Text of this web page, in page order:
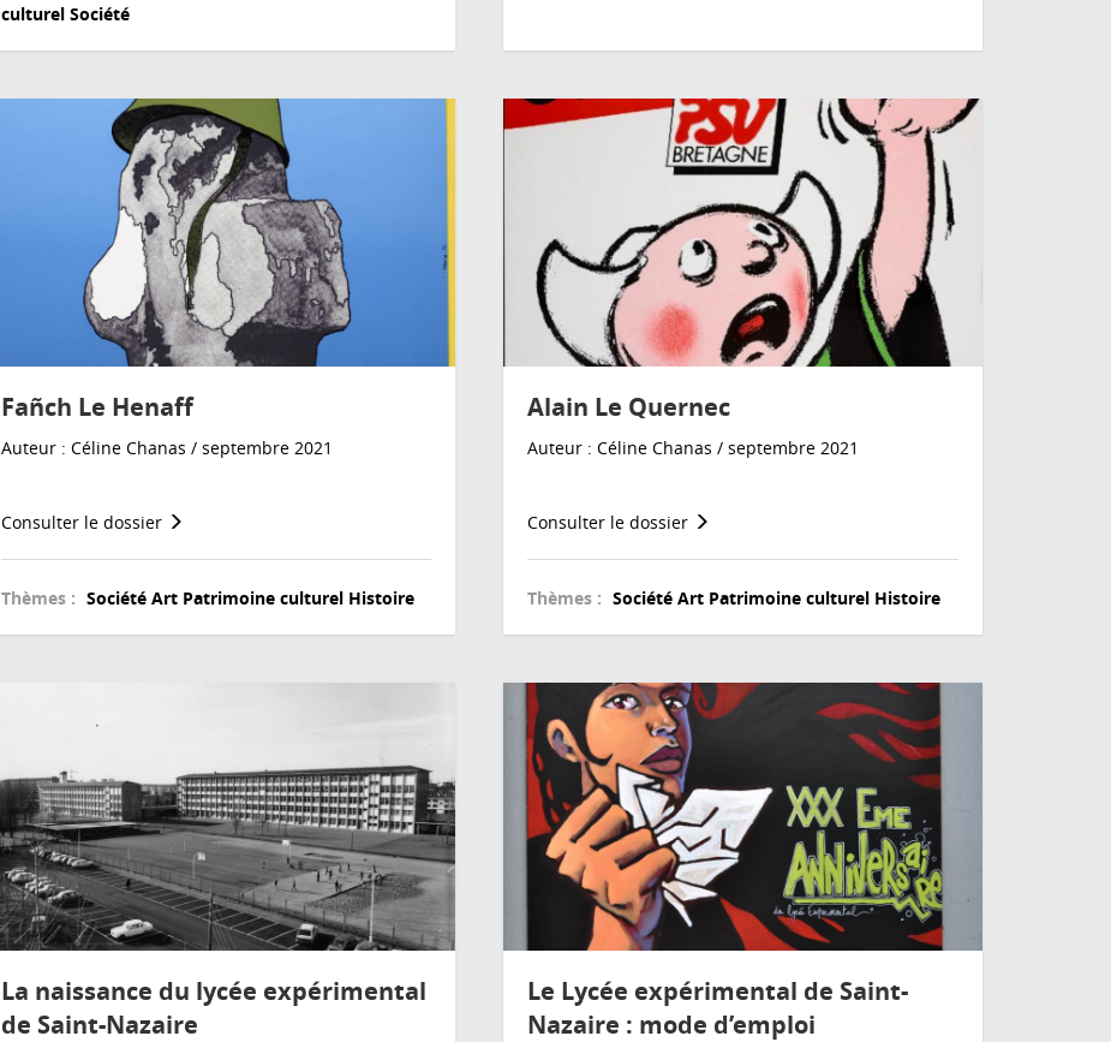
culturel Société
Fañch Le Henaff
Auteur : Céline Chanas / septembre 2021
Consulter le dossier
Thèmes : Société Art Patrimoine culturel Histoire
Alain Le Quernec
Auteur : Céline Chanas / septembre 2021
Consulter le dossier
Thèmes : Société Art Patrimoine culturel Histoire
La naissance du lycée expérimental
de Saint-Nazaire
Le Lycée expérimental de Saint-
Nazaire : mode d’emploi